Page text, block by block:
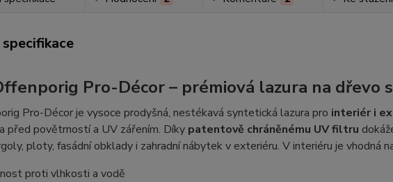
Pro-Décor – prémiová lazura na dřevo
Pro-Décor je vysoce prodyšná, nestékavá syntetická lazura pro interiér i
před povětrností a UV zářením. Díky patentově chráněnému UV filtru
ploty, fasádní obklady i zahradní nábytek v exteriéru. V interiéru je vhodná
proti vlhkosti a vodě